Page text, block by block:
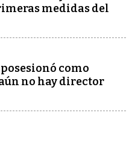
medidas del
como
no hay director